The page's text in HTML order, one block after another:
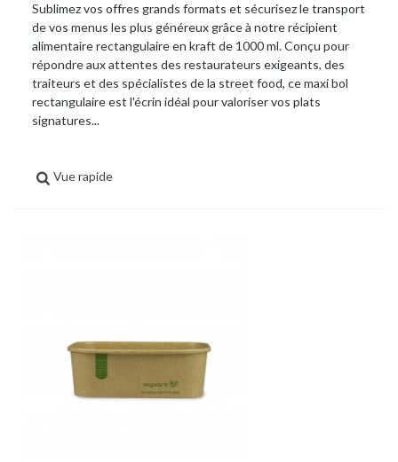
Sublimez vos offres grands formats et sécurisez le transport
de vos menus les plus généreux grâce à notre récipient
alimentaire rectangulaire en kraft de 1000 ml. Conçu pour
répondre aux attentes des restaurateurs exigeants, des
traiteurs et des spécialistes de la street food, ce maxi bol
rectangulaire est l'écrin idéal pour valoriser vos plats
signatures...
Vue rapide